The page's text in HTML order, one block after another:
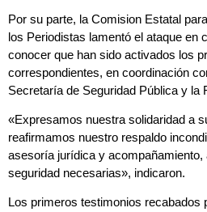
Por su parte, la Comision Estatal
los Periodistas lamentó el ataque en
conocer que han sido activados los
correspondientes, en coordinación
Secretaría de Seguridad Pública y la
«Expresamos nuestra solidaridad a
reafirmamos nuestro respaldo
asesoría jurídica y
seguridad necesarias», indicaron.
Los primeros testimonios recabados